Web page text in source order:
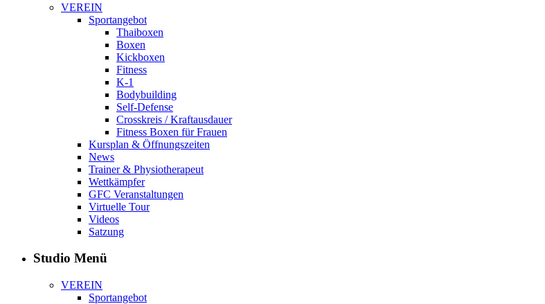
VEREIN
Sportangebot
Thaiboxen
Boxen
Kickboxen
Fitness
K-1
Bodybuilding
Self-Defense
Crosskreis / Kraftausdauer
Fitness Boxen für Frauen
Kursplan & Öffnungszeiten
News
Trainer & Physiotherapeut
Wettkämpfer
GFC Veranstaltungen
Virtuelle Tour
Videos
Satzung
Studio Menü
VEREIN
Sportangebot